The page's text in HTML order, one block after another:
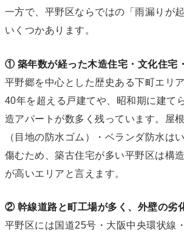
一方で、平野区ならではの「雨漏りが
いくつかあります。
① 築年数が経った木造住宅・文化住宅
平野郷を中心とした歴史ある下町エリ
40年を超える戸建てや、昭和期に建て
造アパートが数多く残っています。屋
（目地の防水ゴム）・ベランダ防水は
傷むため、築古住宅が多い平野区は構
が高いエリアと言えます。
② 幹線道路と町工場が多く、外壁の劣
平野区には国道25号・大阪中央環状線